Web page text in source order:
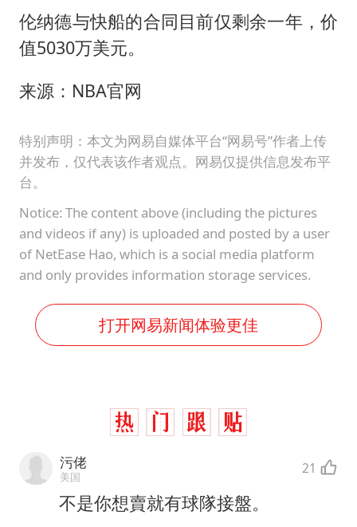
伦纳德与快船的合同目前仅剩余一年，价
值5030万美元。
来源：NBA官网
特别声明：本文为网易自媒体平台“网易号”作者上传
并发布，仅代表该作者观点。网易仅提供信息发布平
台。
Notice: The content above (including the pictures
and videos if any) is uploaded and posted by a user
of NetEase Hao, which is a social media platform
and only provides information storage services.
打开网易新闻体验更佳
污佬
美国 21
不是你想賣就有球隊接盤。